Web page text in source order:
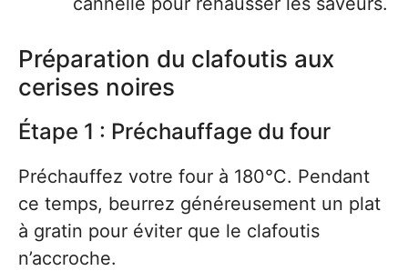
Préparation du clafoutis aux
cerises noires
Étape 1 : Préchauffage du four
Préchauffez votre four à 180°C. Pendant
ce temps, beurrez généreusement un plat
à gratin pour éviter que le clafoutis
n’accroche.